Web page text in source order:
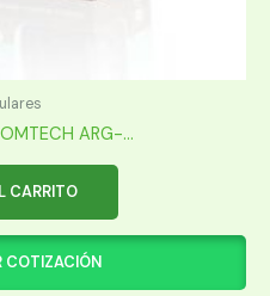
ARG-...
CARRITO
COTIZACIÓN